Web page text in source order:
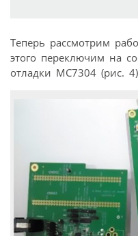
Теперь рассмотрим
этого переключим на
отладки МС7304 (рис.